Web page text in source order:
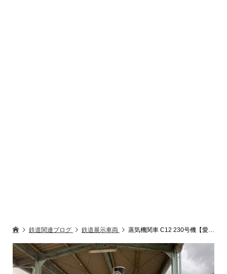
鉄道関連ブログ 鉄道展示車両 蒸気機関車 C12 230号機【愛知県西尾市・西尾公園】静態展示のSL